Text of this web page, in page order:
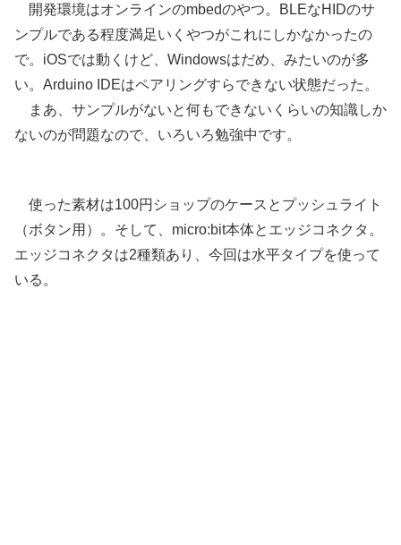
開発環境はオンラインのmbedのやつ。BLEなHIDのサ
ンプルである程度満足いくやつがこれにしかなかったの
で。iOSでは動くけど、Windowsはだめ、みたいのが多
い。Arduino IDEはペアリングすらできない状態だった。
まあ、サンプルがないと何もできないくらいの知識しか
ないのが問題なので、いろいろ勉強中です。
使った素材は100円ショップのケースとプッシュライト
（ボタン用）。そして、micro:bit本体とエッジコネクタ。
エッジコネクタは2種類あり、今回は水平タイプを使って
いる。